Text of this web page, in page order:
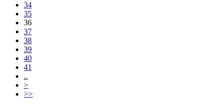
34
35
36
37
38
39
40
41
..
>
>>